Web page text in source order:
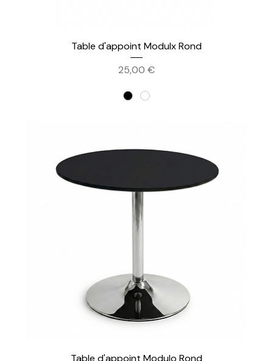
Table d'appoint Modulx Rond
Prix
25,00 €
Table d'appoint Modulo Rond